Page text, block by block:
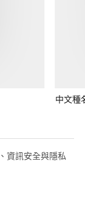
中文種
資訊安全與隱私